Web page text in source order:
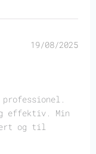
19/08/2025
effektiv. Min
og til